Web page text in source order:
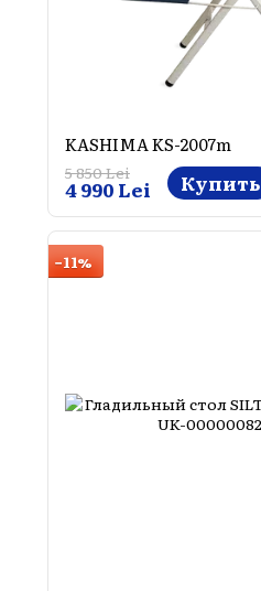
KASHIMA KS-2007m
5 850 Lei
4 990 Lei Купить
−11%